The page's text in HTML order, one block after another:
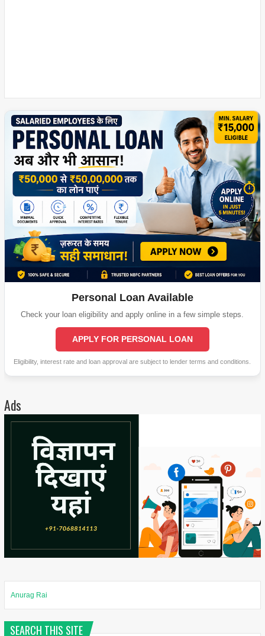
Personal Loan Available
Check your loan eligibility and apply online in a few simple steps.
APPLY FOR PERSONAL LOAN
Eligibility, interest rate and loan approval are subject to lender terms and conditions.
Ads
Anurag Rai
SEARCH THIS SITE